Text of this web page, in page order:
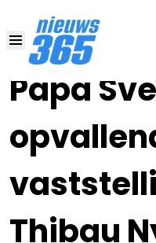
Papa
Thibau
27 NOV 2023, 10:45